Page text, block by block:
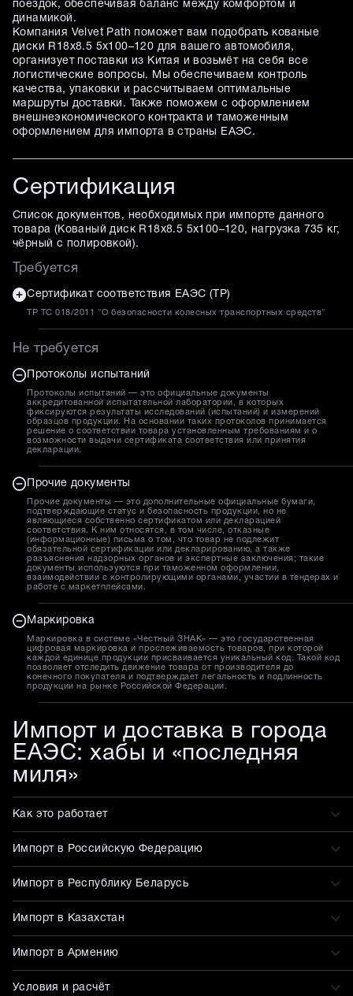
поездок, обеспечивая баланс между комфортом и
динамикой.
Компания Velvet Path поможет вам подобрать кованые
диски R18x8.5 5x100–120 для вашего автомобиля,
организует поставки из Китая и возьмёт на себя все
логистические вопросы. Мы обеспечиваем контроль
качества, упаковки и рассчитываем оптимальные
маршруты доставки. Также поможем с оформлением
внешнеэкономического контракта и таможенным
оформлением для импорта в страны ЕАЭС.
Сертификация
Список документов, необходимых при импорте данного
товара ( Кованый диск R18x8.5 5x100–120, нагрузка 735 кг,
чёрный с полировкой ).
Требуется
Сертификат соответствия ЕАЭС (ТР)
ТР ТС 018/2011 "О безопасности колесных транспортных средств"
Не требуется
Протоколы испытаний
Протоколы испытаний — это официальные документы
аккредитованной испытательной лаборатории, в которых
фиксируются результаты исследований (испытаний) и измерений
образцов продукции. На основании таких протоколов принимается
решение о соответствии товара установленным требованиям и о
возможности выдачи сертификата соответствия или принятия
декларации.
Прочие документы
Прочие документы — это дополнительные официальные бумаги,
подтверждающие статус и безопасность продукции, но не
являющиеся собственно сертификатом или декларацией
соответствия. К ним относятся, в том числе, отказные
(информационные) письма о том, что товар не подлежит
обязательной сертификации или декларированию, а также
разъяснения надзорных органов и экспертные заключения; такие
документы используются при таможенном оформлении,
взаимодействии с контролирующими органами, участии в тендерах и
работе с маркетплейсами.
Маркировка
Маркировка в системе «Честный ЗНАК» — это государственная
цифровая маркировка и прослеживаемость товаров, при которой
каждой единице продукции присваивается уникальный код. Такой код
позволяет отследить движение товара от производителя до
конечного покупателя и подтверждает легальность и подлинность
продукции на рынке Российской Федерации.
Импорт и доставка в города
ЕАЭС: хабы и «последняя
миля»
Как это работает
Импорт в Российскую Федерацию
Импорт в Республику Беларусь
Импорт в Казахстан
Импорт в Армению
Условия и расчёт